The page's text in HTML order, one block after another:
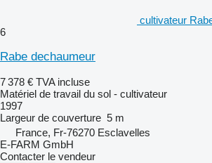
cultivateur
6
Rabe dechaumeur
7 378 € TVA incluse
Matériel de travail du sol - cultivateur
1997
Largeur de couverture 5 m
France, Fr-76270 Esclavelles
E-FARM GmbH
Contacter le vendeur